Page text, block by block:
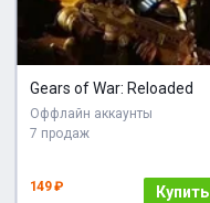
Gears of War: Reloaded
Оффлайн аккаунты
7 продаж
149 ₽ Купить